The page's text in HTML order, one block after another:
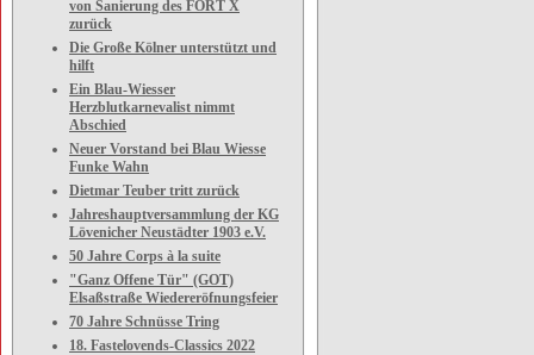
von Sanierung des FORT X
zurück
Die Große Kölner unterstützt und
hilft
Ein Blau-Wiesser
Herzblutkarnevalist nimmt
Abschied
Neuer Vorstand bei Blau Wiesse
Funke Wahn
Dietmar Teuber tritt zurück
Jahreshauptversammlung der KG
Lövenicher Neustädter 1903 e.V.
50 Jahre Corps à la suite
"Ganz Offene Tür" (GOT)
Elsaßstraße Wiedereröfnungsfeier
70 Jahre Schnüsse Tring
18. Fastelovends-Classics 2022